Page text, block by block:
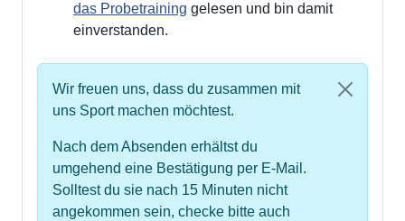
das Probetraining gelesen und bin damit
einverstanden.
Wir freuen uns, dass du zusammen mit
uns Sport machen möchtest.
Nach dem Absenden erhältst du
umgehend eine Bestätigung per E-Mail.
Solltest du sie nach 15 Minuten nicht
angekommen sein, checke bitte auch